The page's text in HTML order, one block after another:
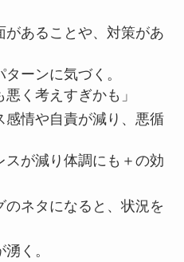
があることや、対策があ
ーンに気づく。
悪く考えすぎかも」
感情や自責が減り、悪循
スが減り体調にも＋の効
ネタになると、状況を
く。